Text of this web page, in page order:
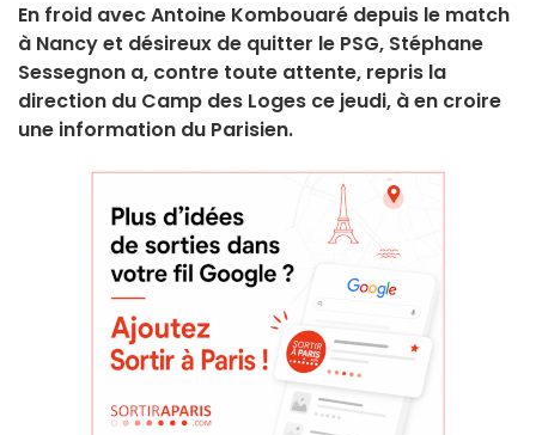
En froid avec Antoine Kombouaré depuis le match
à Nancy et désireux de quitter le PSG, Stéphane
Sessegnon a, contre toute attente, repris la
direction du Camp des Loges ce jeudi, à en croire
une information du Parisien.